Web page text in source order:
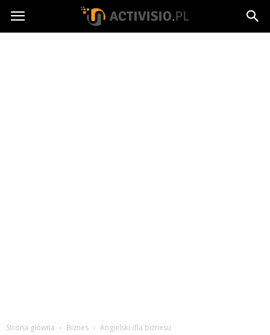
Activisio.pl
Strona główna Biznes Angielski dla biznesu